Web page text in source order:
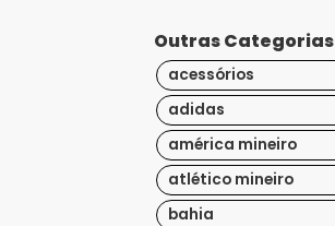
Outras Categorias
acessórios
adidas
américa mineiro
atlético mineiro
bahia